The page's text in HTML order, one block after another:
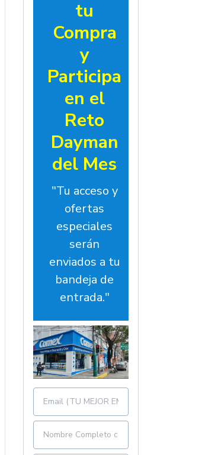
tu
Compra
y
Participa
en el
Reto
Dayman
del Mes
"Tu acceso y
ofertas
especiales
serán
enviados a tu
bandeja de
entrada."